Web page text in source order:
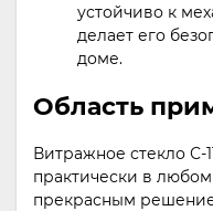
устойчиво к
делает его
доме.
Область
Витражное стекло С-
практически в
прекрасным